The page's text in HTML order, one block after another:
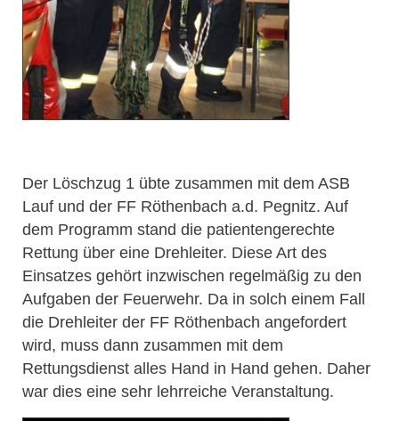
Der Löschzug 1 übte zusammen mit dem ASB
Lauf und der FF Röthenbach a.d. Pegnitz. Auf
dem Programm stand die patientengerechte
Rettung über eine Drehleiter. Diese Art des
Einsatzes gehört inzwischen regelmäßig zu den
Aufgaben der Feuerwehr. Da in solch einem Fall
die Drehleiter der FF Röthenbach angefordert
wird, muss dann zusammen mit dem
Rettungsdienst alles Hand in Hand gehen. Daher
war dies eine sehr lehrreiche Veranstaltung.